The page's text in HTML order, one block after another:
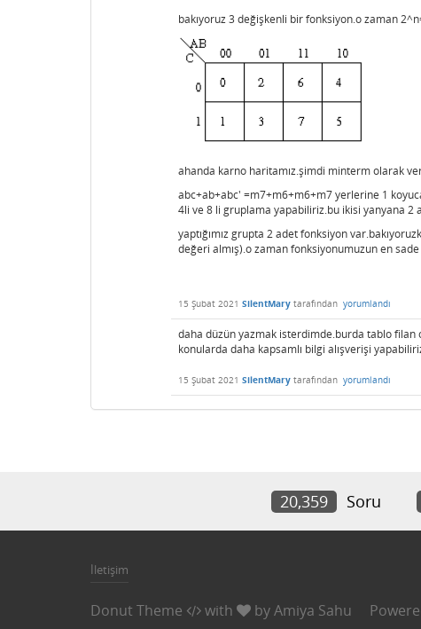
bakıyoruz 3 değişkenli bir fonksiyon.o zaman
ahanda karno haritamız.şimdi minterm olarak
abc+ab+abc' =m7+m6+m6+m7 yerlerine 1
4li ve 8 li gruplama yapabiliriz.bu ikisi yanyana 2
yaptığımız grupta 2 adet fonksiyon
değeri almış).o zaman fonksiyonumuzun en
15 Şubat 2021 SilentMary tarafından yorumlandı
daha düzün yazmak isterdimde.burda tablo filan
konularda daha kapsamlı bilgi alışverişi
15 Şubat 2021 SilentMary tarafından yorumlandı
20,359 Soru
İletişim
Donut Theme with byAmiya Sahu